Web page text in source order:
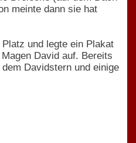
meinte dann sie hat
und legte ein Plakat
David auf. Bereits
Davidstern und einige